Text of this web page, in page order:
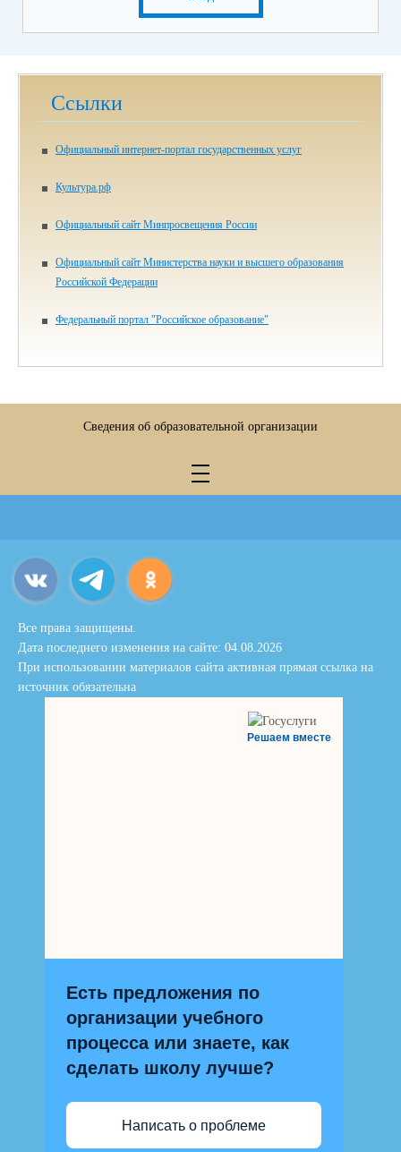
Ссылки
Официальный интернет-портал государственных услуг
Культура.рф
Официальный сайт Минпросвещения России
Официальный сайт Министерства науки и высшего образования
Российской Федерации
Федеральный портал "Российское образование"
Сведения об образовательной организации
Все права защищены.
Дата последнего изменения на сайте: 04.08.2026
При использовании материалов сайта активная прямая ссылка на
источник обязательна
Решаем вместе
Есть предложения по
организации учебного
процесса или знаете, как
сделать школу лучше?
Написать о проблеме